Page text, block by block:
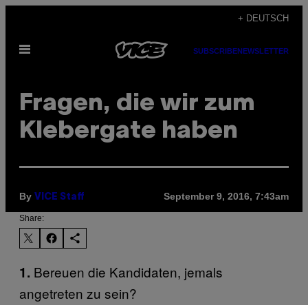
content
+ DEUTSCH
Open
SUBSCRIBENEWSLETTER
Fragen, die wir zum
Klebergate haben
By VICE Staff September 9, 2016, 7:43am
Share:
1. Bereuen die Kandidaten, jemals
angetreten zu sein?